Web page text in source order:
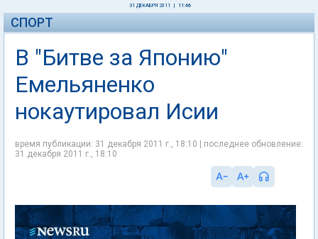
31 ДЕКАБРЯ 2011 11:46
СПОРТ
В "Битве за Японию"
Емельяненко
нокаутировал Исии
время публикации: 31 декабря 2011 г., 18:10 | последнее обновление:
31 декабря 2011 г., 18:10